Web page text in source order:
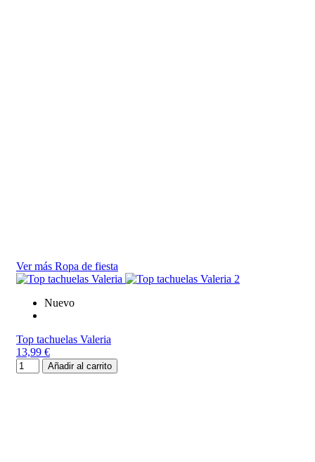
Ver más Ropa de fiesta
Nuevo
Top tachuelas Valeria
13,99 €
Añadir al carrito